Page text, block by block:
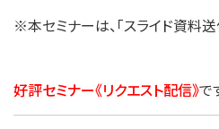
※本セミナーは、「スライド資料送
好評セミナー《リクエスト配信》で